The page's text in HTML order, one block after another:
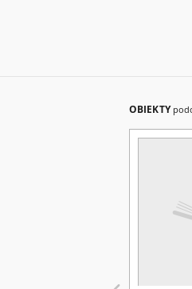
OBIEKTY